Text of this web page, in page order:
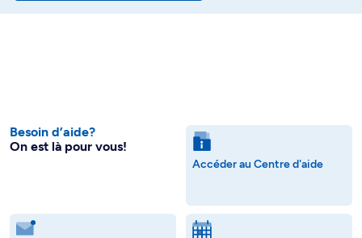
Besoin d’aide?
On est là pour vous!
Accéder au Centre d'aide